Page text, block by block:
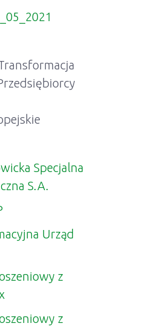
Specjalna
S.A.
Urząd
z
z